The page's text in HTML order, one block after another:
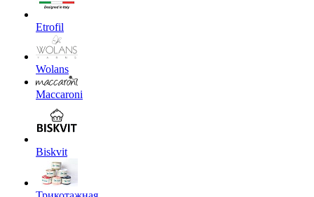
Etrofil
Wolans
Maccaroni
Biskvit